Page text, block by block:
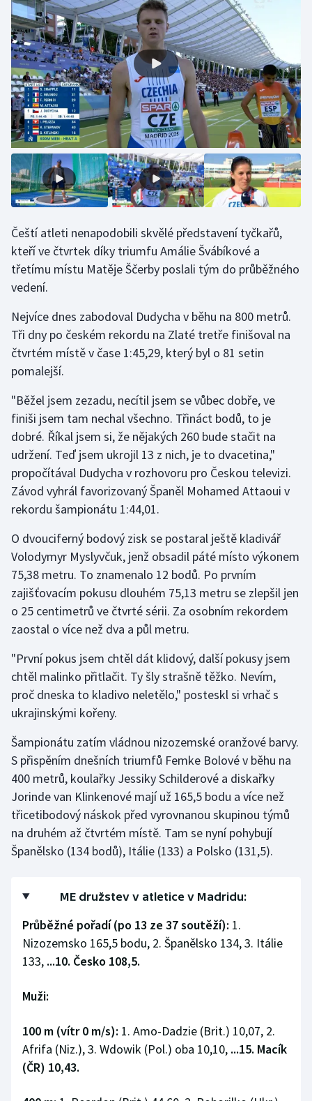
Krasobruslení
Lezení
Lyže a snowboard
Moderní pětiboj
Motorsport
Olympijské hry
Plavání
Plážový volejbal
Ragby
Rychlobruslení
Short track
Sportovní střelba
Stolní tenis
Veslování
Vodní slalom
Volejbal
Ostatní
Čeští atleti nenapodobili skvělé představení tyčkařů,
kteří ve čtvrtek díky triumfu Amálie Švábíkové a
třetímu místu Matěje Ščerby poslali tým do průběžného
vedení.
Nejvíce dnes zabodoval Dudycha v běhu na 800 metrů.
Tři dny po českém rekordu na Zlaté tretře finišoval na
čtvrtém místě v čase 1:45,29, který byl o 81 setin
pomalejší.
"Běžel jsem zezadu, necítil jsem se vůbec dobře, ve
finiši jsem tam nechal všechno. Třináct bodů, to je
dobré. Říkal jsem si, že nějakých 260 bude stačit na
udržení. Teď jsem ukrojil 13 z nich, je to dvacetina,"
propočítával Dudycha v rozhovoru pro Českou televizi.
Závod vyhrál favorizovaný Španěl Mohamed Attaoui v
rekordu šampionátu 1:44,01.
O dvouciferný bodový zisk se postaral ještě kladivář
Volodymyr Myslyvčuk, jenž obsadil páté místo výkonem
75,38 metru. To znamenalo 12 bodů. Po prvním
zajišťovacím pokusu dlouhém 75,13 metru se zlepšil jen
o 25 centimetrů ve čtvrté sérii. Za osobním rekordem
zaostal o více než dva a půl metru.
"První pokus jsem chtěl dát klidový, další pokusy jsem
chtěl malinko přitlačit. Ty šly strašně těžko. Nevím,
proč dneska to kladivo neletělo," posteskl si vrhač s
ukrajinskými kořeny.
Šampionátu zatím vládnou nizozemské oranžové barvy.
S přispěním dnešních triumfů Femke Bolové v běhu na
400 metrů, koulařky Jessiky Schilderové a diskařky
Jorinde van Klinkenové mají už 165,5 bodu a více než
třicetibodový náskok před vyrovnanou skupinou týmů
na druhém až čtvrtém místě. Tam se nyní pohybují
Španělsko (134 bodů), Itálie (133) a Polsko (131,5).
ME družstev v atletice v Madridu:
Průběžné pořadí (po 13 ze 37 soutěží): 1.
Nizozemsko 165,5 bodu, 2. Španělsko 134, 3. Itálie
133, ...10. Česko 108,5.
Muži:
100 m (vítr 0 m/s): 1. Amo-Dadzie (Brit.) 10,07, 2.
Afrifa (Niz.), 3. Wdowik (Pol.) oba 10,10, ...15. Macík
(ČR) 10,43.